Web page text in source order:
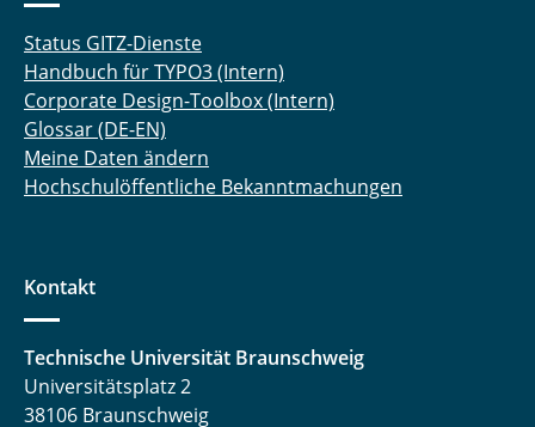
Status GITZ-Dienste
Handbuch für TYPO3 (Intern)
Corporate Design-Toolbox (Intern)
Glossar (DE-EN)
Meine Daten ändern
Hochschulöffentliche Bekanntmachungen
Kontakt
Technische Universität Braunschweig
Universitätsplatz 2
38106 Braunschweig